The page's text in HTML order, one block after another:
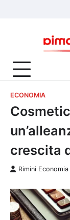
ECONOMIA
crescita
Rimini Economia